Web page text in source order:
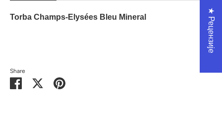
Torba Champs-Elysées Bleu Mineral
Share
Share
SharePin
★ Рецензије